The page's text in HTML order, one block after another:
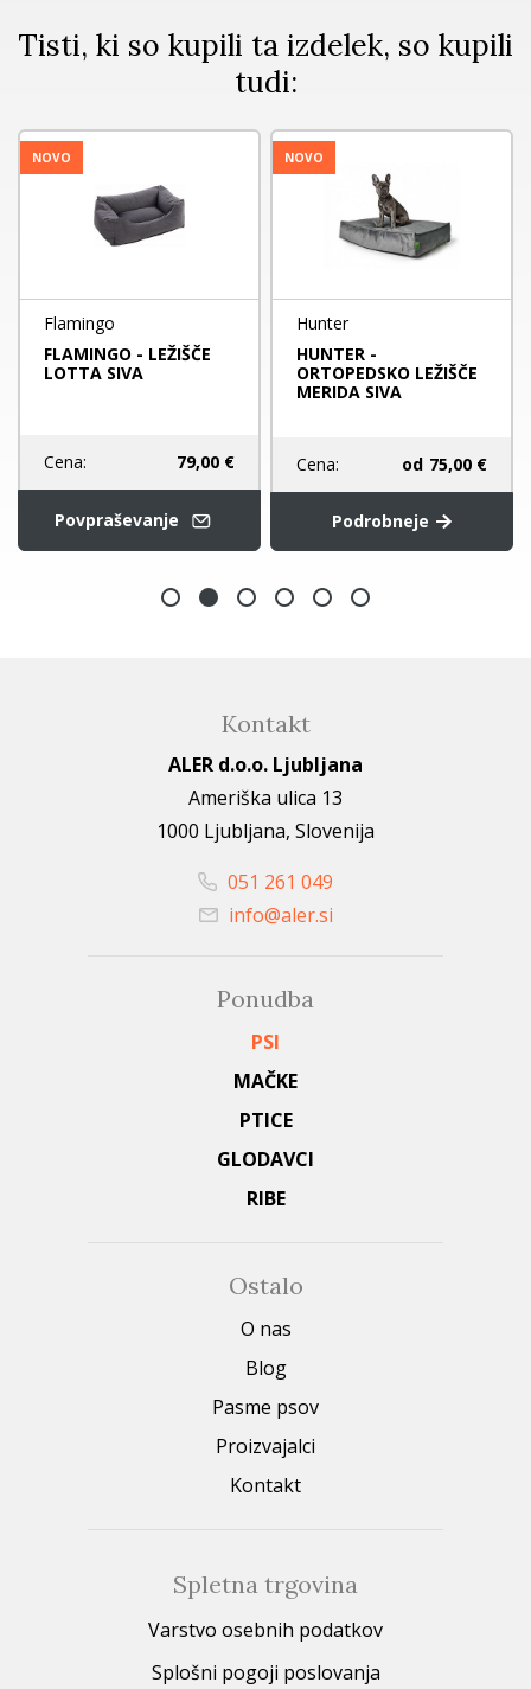
Tisti, ki so kupili ta izdelek, so kupili
tudi:
NOVO
Flamingo
FLAMINGO - LEŽIŠČE
LOTTA SIVA
Cena: 79,00 €
Povpraševanje
NOVO
Hunter
HUNTER -
ORTOPEDSKO LEŽIŠČE
MERIDA SIVA
Cena: od 75,00 €
Podrobneje
Kontakt
ALER d.o.o. Ljubljana
Ameriška ulica 13
1000 Ljubljana, Slovenija
051 261 049
info@aler.si
Ponudba
PSI
MAČKE
PTICE
GLODAVCI
RIBE
Ostalo
O nas
Blog
Pasme psov
Proizvajalci
Kontakt
Spletna trgovina
Varstvo osebnih podatkov
Splošni pogoji poslovanja